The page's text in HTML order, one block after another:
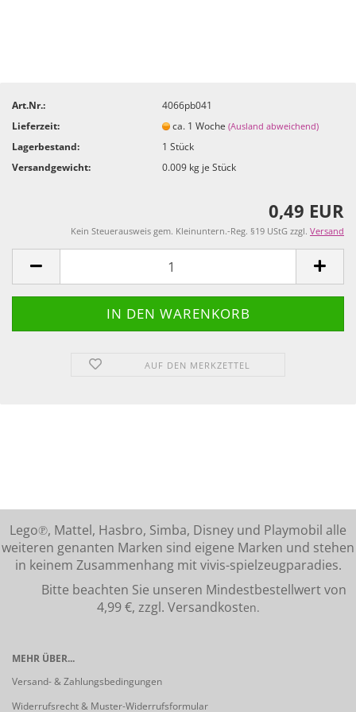
Art.Nr.:
4066pb041
Lieferzeit:
ca. 1 Woche(Ausland abweichend)
Lagerbestand: 1Stück
Versandgewicht:
0.009 kg je Stück
0,49 EUR
Kein Steuerausweis gem. Kleinuntern.-Reg. §19 UStG zzgl. Versand
AUF DEN MERKZETTEL
Lego℗, Mattel, Hasbro, Simba, Disney und Playmobil alle
weiteren genanten Marken sind eigene Marken und stehen
in keinem Zusammenhang mit vivis-spielzeugparadies.
Bitte beachten Sie unseren Mindestbestellwert von
4,99 €, zzgl. Versandkosten.
MEHR ÜBER...
Versand- & Zahlungsbedingungen
Widerrufsrecht & Muster-Widerrufsformular